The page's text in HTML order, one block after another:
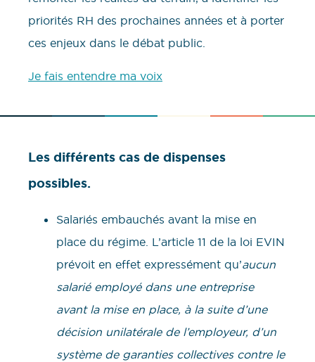
priorités RH des prochaines années et à porter
ces enjeux dans le débat public.
Je fais entendre ma voix
Les différents cas de dispenses
possibles.
Salariés embauchés avant la mise en
place du régime. L’article 11 de la loi EVIN
prévoit en effet expressément qu’aucun
salarié employé dans une entreprise
avant la mise en place, à la suite d’une
décision unilatérale de l’employeur, d’un
système de garanties collectives contre le